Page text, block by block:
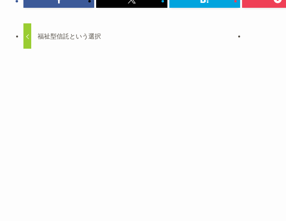
福祉型信託という選択